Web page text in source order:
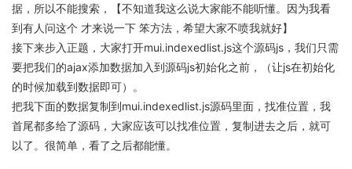
据，所以不能搜索，【不知道我这么说大家能不能听懂。因为我看
到有人问这个 才来说一下 笨方法，希望大家不喷我就好】
接下来步入正题，大家打开mui.indexedlist.js这个源码js，我们只需
要把我们的ajax添加数据加入到源码js初始化之前，（让js在初始化
的时候加载到数据即可）。
把我下面的数据复制到mui.indexedlist.js源码里面，找准位置，我
首尾都多给了源码，大家应该可以找准位置，复制进去之后，就可
以了。很简单，看了之后都能懂。